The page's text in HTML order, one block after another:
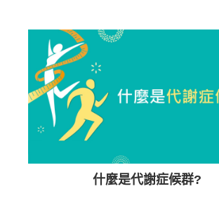
什麼是代謝症候群?